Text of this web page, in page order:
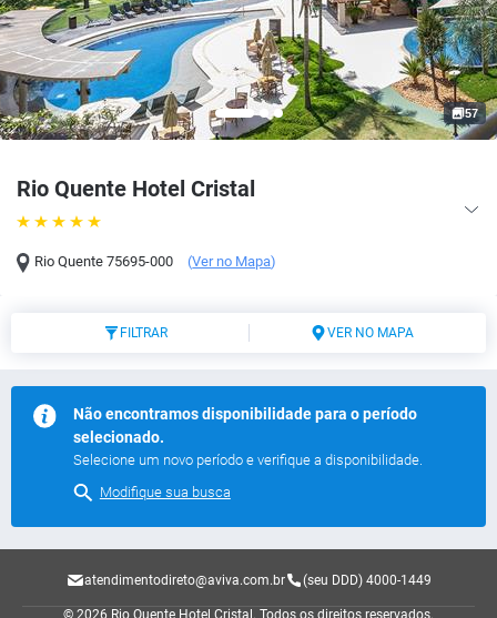
Rio Quente Hotel Cristal
Rio Quente 75695-000 (Ver no Mapa)
57
FILTRAR VER NO MAPA
Não encontramos disponibilidade para o período
selecionado.
Selecione um novo período e verifique a disponibilidade.
Modifique sua busca
atendimentodireto@aviva.com.br (seu DDD) 4000-1449
© 2026 Rio Quente Hotel Cristal. Todos os direitos reservados.